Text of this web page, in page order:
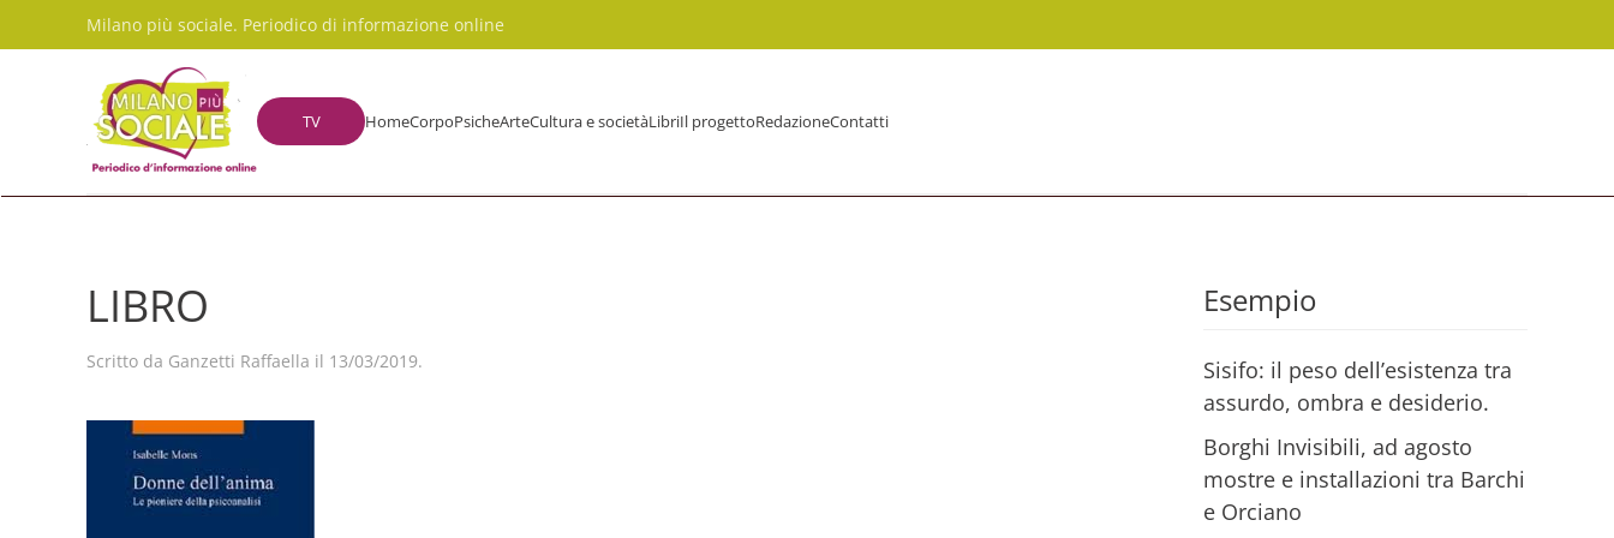
Skip to main content
Milano più sociale. Periodico di informazione online
TV HomeCorpoPsicheArteCultura e societàLibriIl progettoRedazioneContatti
LIBRO
Scritto da Ganzetti Raffaella il 13/03/2019.
Esempio
Sisifo: il peso dell’esistenza tra
assurdo, ombra e desiderio.
Borghi Invisibili, ad agosto
mostre e installazioni tra Barchi
e Orciano